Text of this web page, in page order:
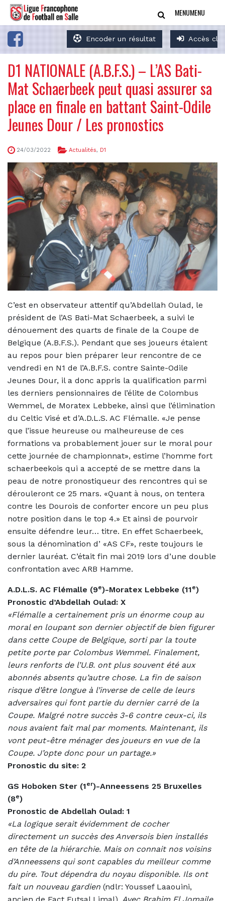
Encoder un résultat Accès
MENUMENU
D1 NATIONALE (A.B.F.S.) – L’AS Bati-
Mat Schaerbeek peut quasi assurer sa
place en finale en battant Saint-Odile
Jeunes Dour / Les pronostics
24/03/2022 Actualités, D1
C’est en observateur attentif qu’Abdellah Oulad, le
président de l’AS Bati-Mat Schaerbeek, a suivi le
dénouement des quarts de finale de la Coupe de
Belgique (A.B.F.S.). Pendant que ses joueurs étaient
au repos pour bien préparer leur rencontre de ce
vendredi en N1 de l’A.B.F.S. contre Sainte-Odile
Jeunes Dour, il a donc appris la qualification parmi
les derniers pensionnaires de l’élite de Colombus
Wemmel, de Moratex Lebbeke, ainsi que l’élimination
du Celtic Visé et d’A.D.L.S. AC Flémalle. «Je pense
que l’issue heureuse ou malheureuse de ces
formations va probablement jouer sur le moral pour
cette journée de championnat», estime l’homme fort
schaerbeekois qui a accepté de se mettre dans la
peau de notre pronostiqueur des rencontres qui se
dérouleront ce 25 mars. «Quant à nous, on tentera
contre les Dourois de conforter encore un peu plus
notre position dans le top 4.» Et ainsi de pourvoir
ensuite défendre leur… titre. En effet Schaerbeek,
sous la dénomination d’ «AS CF», reste toujours le
dernier lauréat. C’était fin mai 2019 lors d’une double
confrontation avec ARB Hamme.
A.D.L.S. AC Flémalle (9e)-Moratex Lebbeke (11e)
Pronostic d’Abdellah Oulad: X
«Flémalle a certainement pris un énorme coup au
moral en loupant son dernier objectif de bien figurer
dans cette Coupe de Belgique, sorti par la toute
petite porte par Colombus Wemmel. Finalement,
leurs renforts de l’U.B. ont plus souvent été aux
abonnés absents qu’autre chose. La fin de saison
risque d’être longue à l’inverse de celle de leurs
adversaires qui font partie du dernier carré de la
Coupe. Malgré notre succès 3-6 contre ceux-ci, ils
nous avaient fait mal par moments. Maintenant, ils
vont peut-être ménager des joueurs en vue de la
Coupe. J’opte donc pour un partage.»
Pronostic du site: 2
GS Hoboken Ster (1er)-Anneessens 25 Bruxelles
(8e)
Pronostic de Abdellah Oulad: 1
«La logique serait évidemment de cocher
directement un succès des Anversois bien installés
en tête de la hiérarchie. Mais on connait nos voisins
d’Anneessens qui sont capables du meilleur comme
du pire. Tout dépendra du noyau disponible. Ils ont
fait un nouveau gardien (ndlr: Youssef Laaouini,